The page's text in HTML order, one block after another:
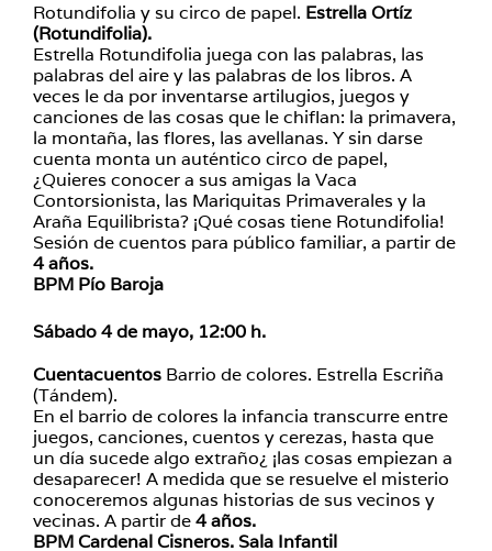
Rotundifolia y su circo de papel. Estrella Ortíz
(Rotundifolia).
Estrella Rotundifolia juega con las palabras, las
palabras del aire y las palabras de los libros. A
veces le da por inventarse artilugios, juegos y
canciones de las cosas que le chiflan: la primavera,
la montaña, las flores, las avellanas. Y sin darse
cuenta monta un auténtico circo de papel,
¿Quieres conocer a sus amigas la Vaca
Contorsionista, las Mariquitas Primaverales y la
Araña Equilibrista? ¡Qué cosas tiene Rotundifolia!
Sesión de cuentos para público familiar, a partir de
4 años.
BPM Pío Baroja
Sábado 4 de mayo, 12:00 h.
Cuentacuentos Barrio de colores. Estrella Escriña
(Tándem).
En el barrio de colores la infancia transcurre entre
juegos, canciones, cuentos y cerezas, hasta que
un día sucede algo extraño¿ ¡las cosas empiezan a
desaparecer! A medida que se resuelve el misterio
conoceremos algunas historias de sus vecinos y
vecinas. A partir de4 años.
BPM Cardenal Cisneros. Sala Infantil